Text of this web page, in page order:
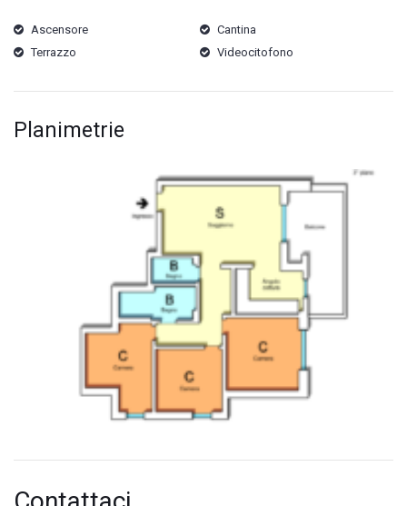
Ascensore
Cantina
Terrazzo
Videocitofono
Planimetrie